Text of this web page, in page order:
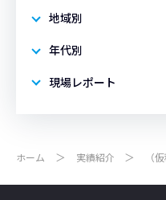
地域別
年代別
現場レポート
ホーム 実績紹介 （